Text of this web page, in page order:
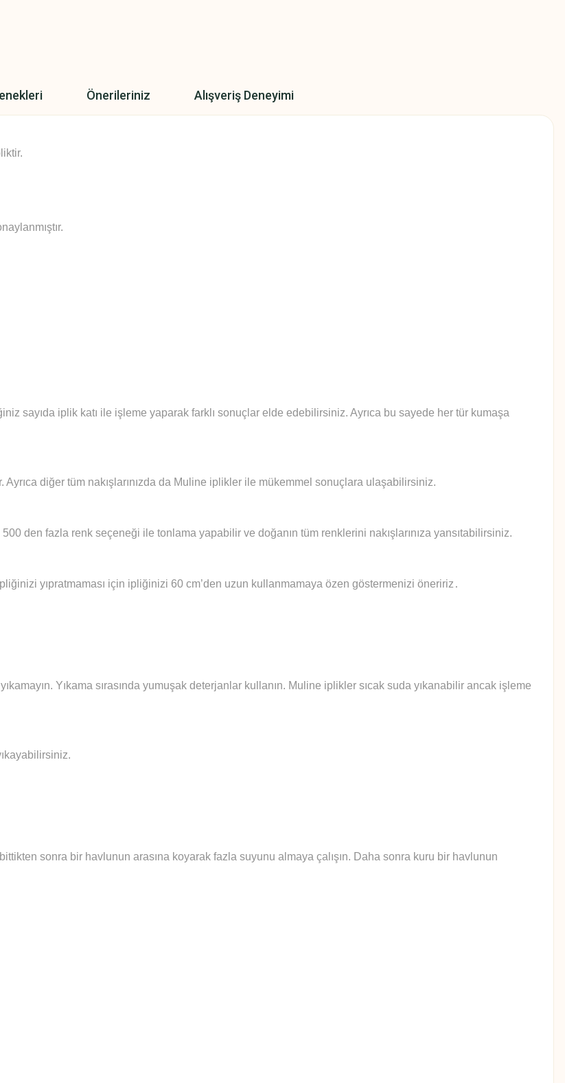
Önerileriniz Alışveriş Deneyimi
sayıda iplik katı ile işleme yaparak farklı sonuçlar elde edebilirsiniz. Ayrıca bu sayede her tür kumaşa
diğer tüm nakışlarınızda da Muline iplikler ile mükemmel sonuçlara ulaşabilirsiniz.
500 den fazla renk seçeneği ile tonlama yapabilir ve doğanın tüm renklerini nakışlarınıza yansıtabilirsiniz.
yıpratmaması için ipliğinizi 60 cm’den uzun kullanmamaya özen göstermenizi öneririz .
Yıkama sırasında yumuşak deterjanlar kullanın. Muline iplikler sıcak suda yıkanabilir ancak işleme
bittikten sonra bir havlunun arasına koyarak fazla suyunu almaya çalışın. Daha sonra kuru bir havlunun